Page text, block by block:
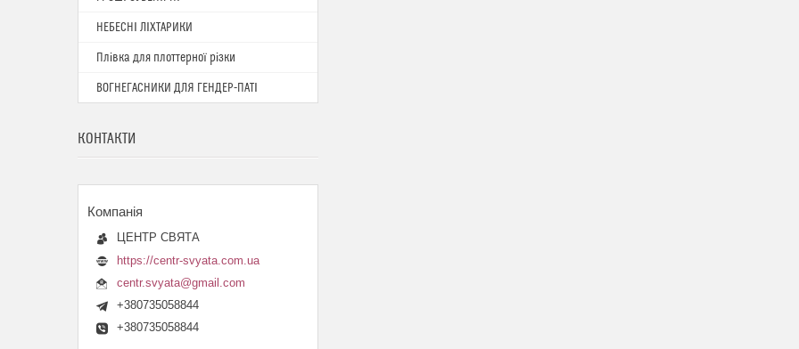
НЕБЕСНІ ЛІХТАРИКИ
Плівка для плоттерної різки
ВОГНЕГАСНИКИ ДЛЯ ГЕНДЕР-ПАТІ
КОНТАКТИ
ЦЕНТР СВЯТА
https://centr-svyata.com.ua
centr.svyata@gmail.com
+380735058844
+380735058844